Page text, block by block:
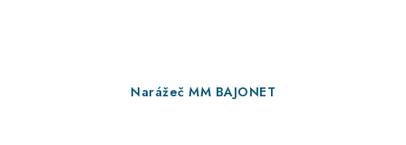
Narážeč MM BAJONET